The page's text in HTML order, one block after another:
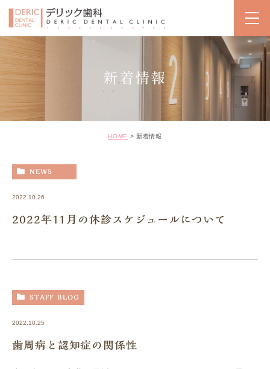
新着情報
HOME 新着情報
NEWS
2022.10.26
2022年11月の休診スケジュールについて
STAFF BLOG
2022.10.25
歯周病と認知症の関係性